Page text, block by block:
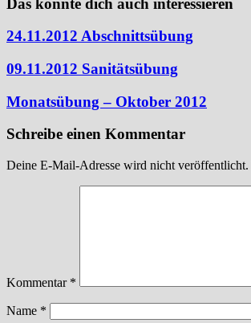
24.11.2012 Abschnittsübung
09.11.2012 Sanitätsübung
Monatsübung – Oktober 2012
Schreibe einen Kommentar
Deine E-Mail-Adresse wird nicht veröffentlicht.
Kommentar *
Name *